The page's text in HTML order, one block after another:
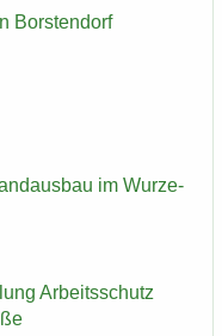
Bors­ten­dorf
im Wur­ze­
Ar­beits­schutz